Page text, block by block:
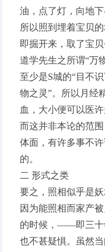
油，点了灯，向地
所以照到埋着宝贝
即掘开来，取了宝
道学先生之所谓“万
至少是S城的“目不
物之灵”。所以月经
血，大小便可以医
而这并非本论的范
体面，有许多事不
的。
二 形式之类
要之，照相似乎是
因为能照相而家产
的时候，——即三十
也不甚疑惧。虽然